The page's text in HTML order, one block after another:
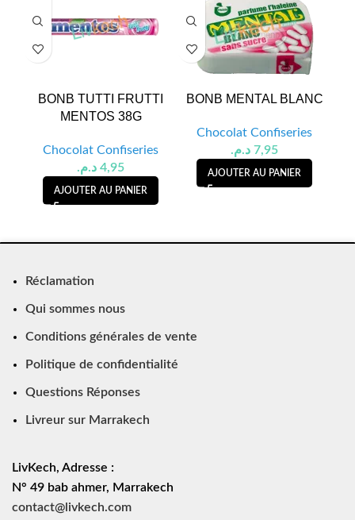
BONB TUTTI FRUTTI
MENTOS 38G
Chocolat Confiseries
4,95 د.م.
AJOUTER AU PANIER
BONB MENTAL BLANC
Chocolat Confiseries
7,95 د.م.
AJOUTER AU PANIER
Réclamation
Qui sommes nous
Conditions générales de vente
Politique de confidentialité
Questions Réponses
Livreur sur Marrakech
LivKech, Adresse :
N° 49 bab ahmer, Marrakech
contact@livkech.com